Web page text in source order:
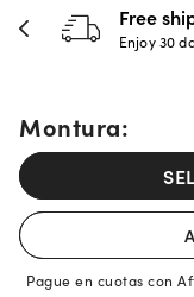
& returns
day returns online & in store
Montura:
Pague en cuotas con